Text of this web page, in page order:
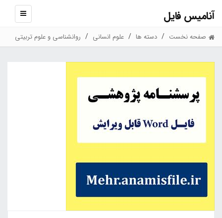
آنامیس فایل
نمایش
صفحه نخست دسته ها علوم انسانی روانشناسی و علوم تربیتی